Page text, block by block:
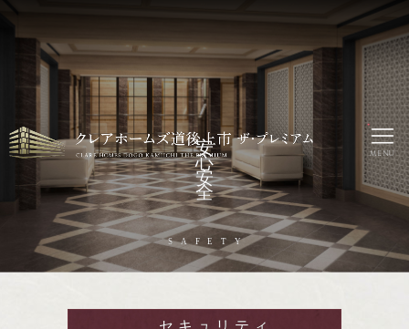
MENU
安心安全
SAFETY
セキュリティ